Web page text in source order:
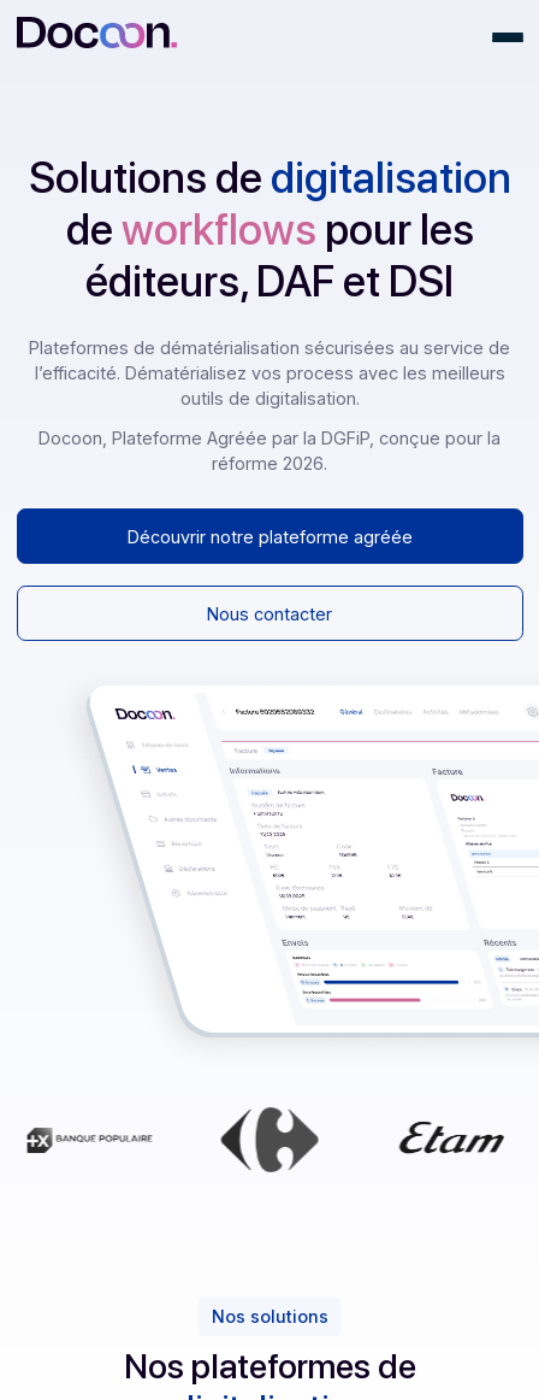
Solutions de
deworkflowspour les
éditeurs, DAF et DSI
Plateformes de dématérialisation sécurisées au
l’efficacité. Dématérialisez vos process avec les
outils de digitalisation.
réforme 2026.